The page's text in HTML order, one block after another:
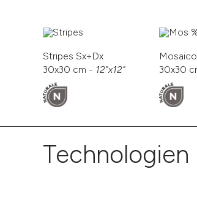
Stripes Sx+Dx
30x30 cm - 12"x12"
30x30
Technologien